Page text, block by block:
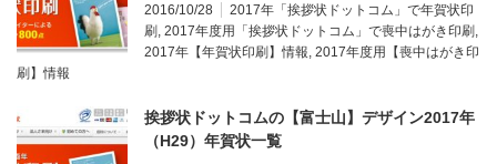
2016/10/28
2017年「挨拶状ドットコム」で年賀状印
刷 2017年度用「挨拶状ドットコム」で喪中はがき印刷
2017年【年賀状印刷】情報 2017年度用【喪中はがき印
刷】情報
挨拶状ドットコムの【富士山】デザイン2017年
（H29）年賀状一覧